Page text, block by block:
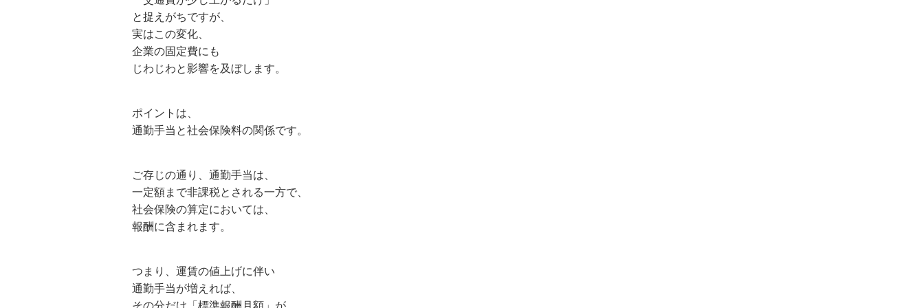
と捉えがちですが、
実はこの変化、
企業の固定費にも
じわじわと影響を及ぼします。
ポイントは、
通勤手当と社会保険料の関係です。
ご存じの通り、通勤手当は、
一定額まで非課税とされる一方で、
社会保険の算定においては、
報酬に含まれます。
つまり、運賃の値上げに伴い
通勤手当が増えれば、
その分だけ「標準報酬月額」が